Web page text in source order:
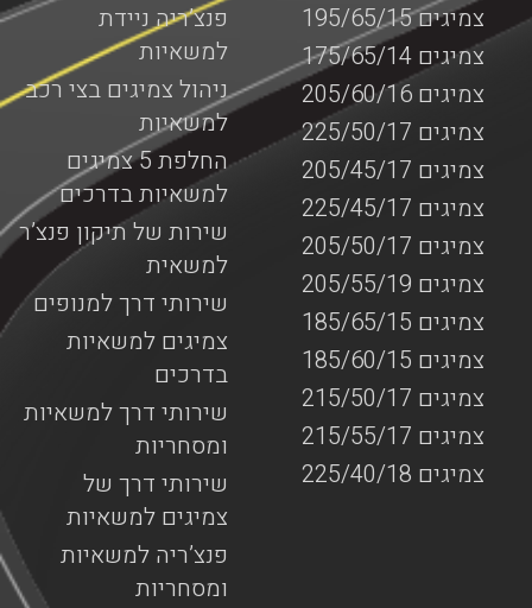
פנצ’ריה ניידת
למשאיות
ניהול צמיגים בצי רכב
למשאיות
החלפת 5 צמיגים
למשאיות בדרכים
שירות של תיקון פנצ’ר
למשאית
שירותי דרך למנופים
צמיגים למשאיות
בדרכים
שירותי דרך למשאיות
ומסחריות
שירותי דרך של
צמיגים למשאיות
פנצ’ריה למשאיות
ומסחריות
צמיגים 195/65/15
צמיגים 175/65/14
צמיגים 205/60/16
צמיגים 225/50/17
צמיגים 205/45/17
צמיגים 225/45/17
צמיגים 205/50/17
צמיגים 205/55/19
צמיגים 185/65/15
צמיגים 185/60/15
צמיגים 215/50/17
צמיגים 215/55/17
צמיגים 225/40/18